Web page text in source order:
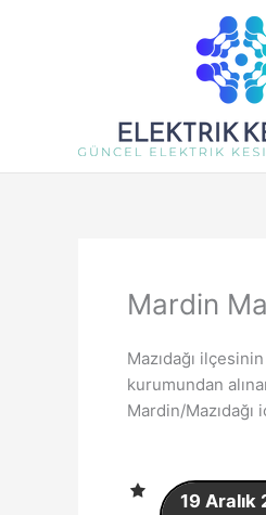
Mardin
Mazıdağı
kurumundan
Mardin/
19 Aralık